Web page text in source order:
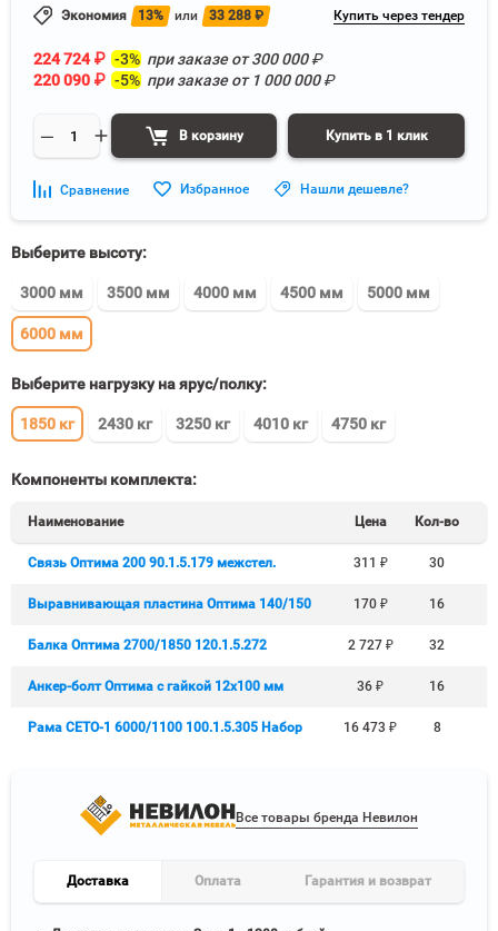
Экономия 13% или 33 288 ₽ Купить через тендер
224 724₽ -3% при заказе от300 000₽
220 090 ₽ -5% при заказе от 1 000 000₽
В корзину Купить в 1 клик
Сравнение Избранное Нашли дешевле?
Выберите высоту:
3000 мм 3500 мм 4000 мм 4500 мм 5000 мм
6000 мм
Выберите нагрузку на ярус/полку:
1850 кг 2430 кг 3250 кг 4010 кг 4750 кг
Компоненты комплекта:
Наименование Цена Кол-во
Связь Оптима 200 90.1.5.179 межстел. 311 ₽ 30
Выравнивающая пластина Оптима 140/150 170 ₽ 16
Балка Оптима 2700/1850 120.1.5.272 2 727 ₽ 32
Анкер-болт Оптима с гайкой 12x100 мм 36₽ 16
Рама СЕТО-1 6000/1100 100.1.5.305 Набор 16 473₽ 8
Все товары бренда Невилон
Доставка Оплата Гарантия и возврат